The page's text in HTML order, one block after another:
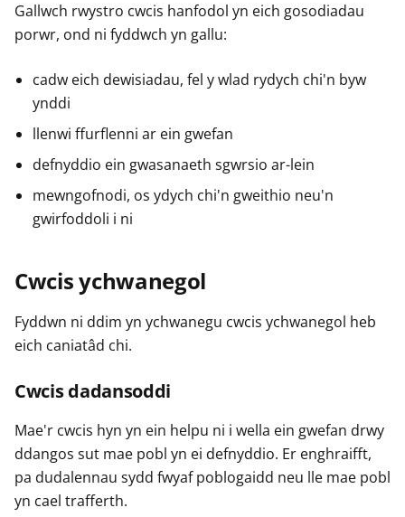
Gallwch rwystro cwcis hanfodol yn eich gosodiadau
porwr, ond ni fyddwch yn gallu:
cadw eich dewisiadau, fel y wlad rydych chi'n byw
ynddi
llenwi ffurflenni ar ein gwefan
defnyddio ein gwasanaeth sgwrsio ar-lein
mewngofnodi, os ydych chi'n gweithio neu'n
gwirfoddoli i ni
Cwcis ychwanegol
Fyddwn ni ddim yn ychwanegu cwcis ychwanegol heb
eich caniatâd chi.
Cwcis dadansoddi
Mae'r cwcis hyn yn ein helpu ni i wella ein gwefan drwy
ddangos sut mae pobl yn ei defnyddio. Er enghraifft,
pa dudalennau sydd fwyaf poblogaidd neu lle mae pobl
yn cael trafferth.